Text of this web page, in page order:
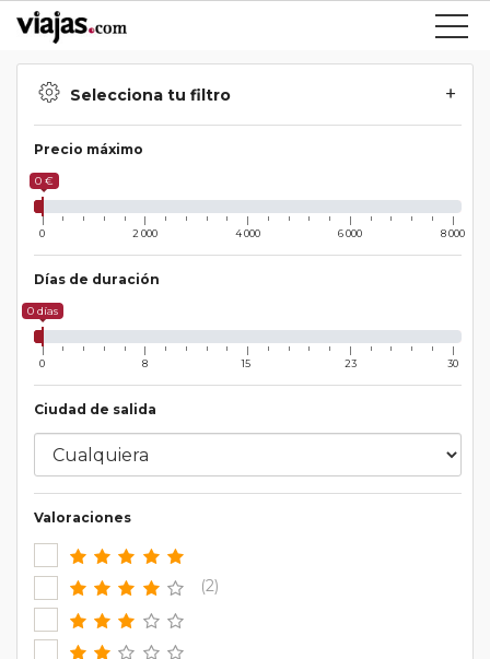
Selecciona tu filtro
Precio máximo
0 €
0 2 000 4 000 6 000 8 000
Días de duración
0 días
0 8 15 23 30
Ciudad de salida
Valoraciones
(2)